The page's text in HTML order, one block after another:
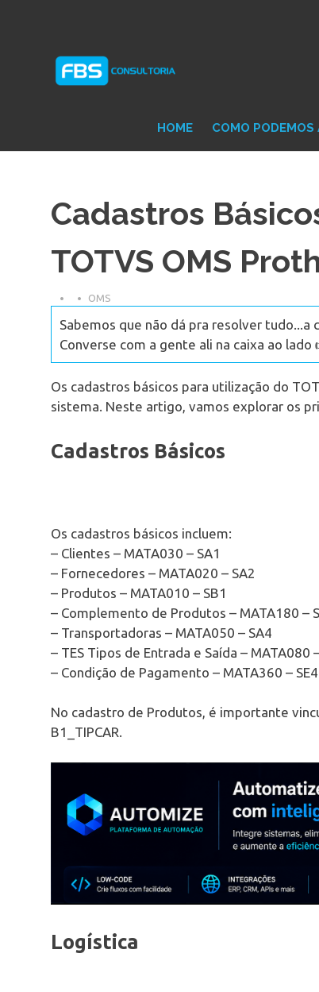
Protheus
TOTVS
HOME COMO PODEMOS
Cadastros
TOTVS OMS
OMS
Sabemos que não dá pra resolver tudo...a
Converse com a gente ali na caixa ao lado
Os cadastros básicos para utilização do
sistema. Neste artigo, vamos explorar os
Cadastros Básicos
Os cadastros básicos incluem:
– Clientes – MATA030 – SA1
– Fornecedores – MATA020 – SA2
– Produtos – MATA010 – SB1
– Complemento de Produtos – MATA180 –
– Transportadoras – MATA050 – SA4
– TES Tipos de Entrada e Saída – MATA080
– Condição de Pagamento – MATA360 – SE4
No cadastro de Produtos, é importante
B1_TIPCAR.
Logística